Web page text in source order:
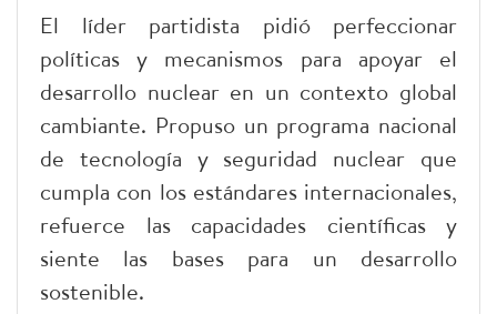
El líder partidista pidió perfeccionar
políticas y mecanismos para apoyar el
desarrollo nuclear en un contexto global
cambiante. Propuso un programa nacional
de tecnología y seguridad nuclear que
cumpla con los estándares internacionales,
refuerce las capacidades científicas y
siente las bases para un desarrollo
sostenible.